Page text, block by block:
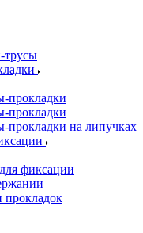
трусы
прокладки
прокладки
прокладки на липучках
фиксации
прокладок